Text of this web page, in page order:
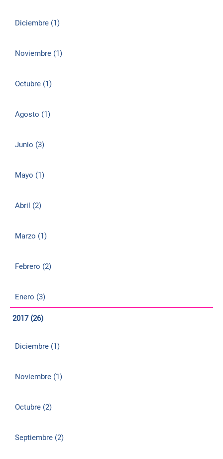
Diciembre (1)
Noviembre (1)
Octubre (1)
Agosto (1)
Junio (3)
Mayo (1)
Abril (2)
Marzo (1)
Febrero (2)
Enero (3)
2017 (26)
Diciembre (1)
Noviembre (1)
Octubre (2)
Septiembre (2)